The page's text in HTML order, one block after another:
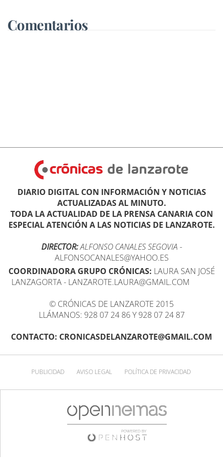
Comentarios
DIARIO DIGITAL CON INFORMACIÓN Y NOTICIAS
ACTUALIZADAS AL MINUTO.
TODA LA ACTUALIDAD DE LA PRENSA CANARIA CON
ESPECIAL ATENCIÓN A LAS NOTICIAS DE LANZAROTE.
DIRECTOR:ALFONSO CANALES SEGOVIA -
ALFONSOCANALES@YAHOO.ES
COORDINADORA GRUPO CRÓNICAS: LAURA SAN JOSÉ
LANZAGORTA - LANZAROTE.LAURA@GMAIL.COM
© CRÓNICAS DE LANZAROTE 2015
LLÁMANOS: 928 07 24 86 Y 928 07 24 87
CONTACTO: CRONICASDELANZAROTE@GMAIL.COM
PUBLICIDAD AVISO LEGAL POLÍTICA DE PRIVACIDAD